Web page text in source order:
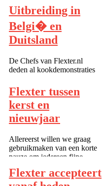
dat het aantal flexwerkers de
komende jaren fors zal
toenemen. Vorig jaar
wasgemiddeld één op de vier
werknemers...
Uitbreiding in
Belgi� en
Duitsland
De Chefs van Flexter.nl
deden al kookdemonstraties
2013. Dat werd ook door
onze internationale klanten
opgemerkt, zodoende zullen
in jannuari 2014 de eerste
kookdemonstratiechefs in
Frankfu...
Flexter tussen
kerst en
nieuwjaar
Allereerst willen we graag
gebruikmaken van een korte
pauze om iedereen fijne
in het bijzonder al die
medewerkers die tijdens de
Flexter accepteert